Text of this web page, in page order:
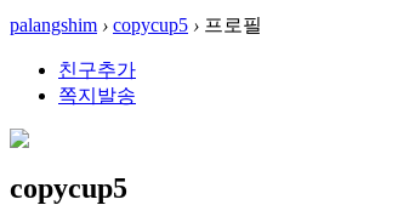
palangshim › copycup5 › 프로필
친구추가
쪽지발송
copycup5